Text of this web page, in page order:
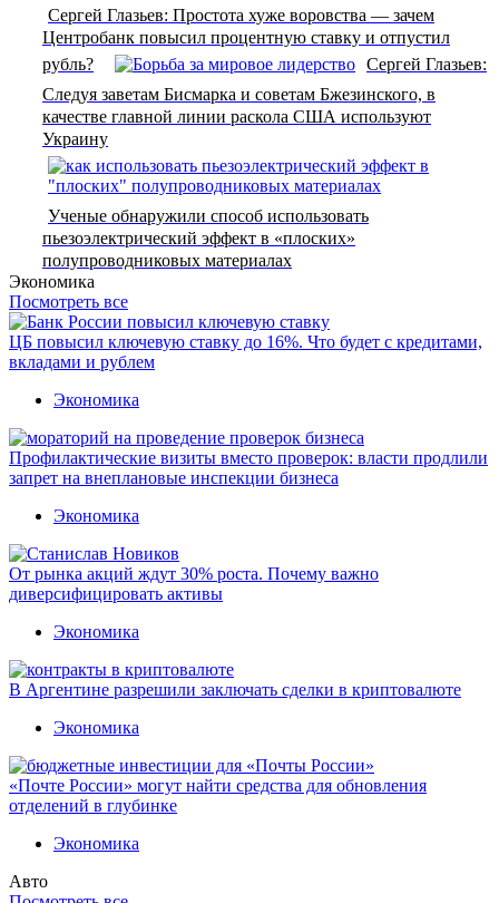
Сергей Глазьев: Простота хуже воровства — зачем
Центробанк повысил процентную ставку и отпустил
рубль?
Сергей Глазьев:
Следуя заветам Бисмарка и советам Бжезинского, в
качестве главной линии раскола США используют
Украину
Ученые обнаружили способ использовать
пьезоэлектрический эффект в «плоских»
полупроводниковых материалах
Экономика
Посмотреть все
ЦБ повысил ключевую ставку до 16%. Что будет с кредитами,
вкладами и рублем
Экономика
Профилактические визиты вместо проверок: власти продлили
запрет на внеплановые инспекции бизнеса
Экономика
От рынка акций ждут 30% роста. Почему важно
диверсифицировать активы
Экономика
В Аргентине разрешили заключать сделки в криптовалюте
Экономика
«Почте России» могут найти средства для обновления
отделений в глубинке
Экономика
Авто